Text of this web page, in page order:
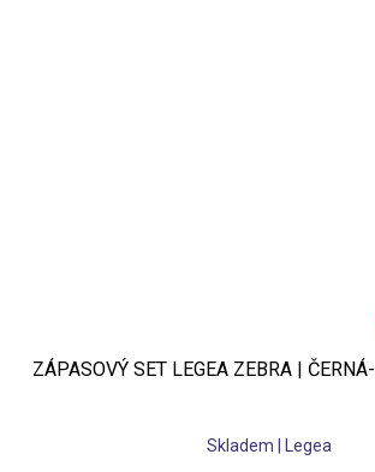
ZÁPASOVÝ SET LEGEA ZEBRA |
Skladem | Legea